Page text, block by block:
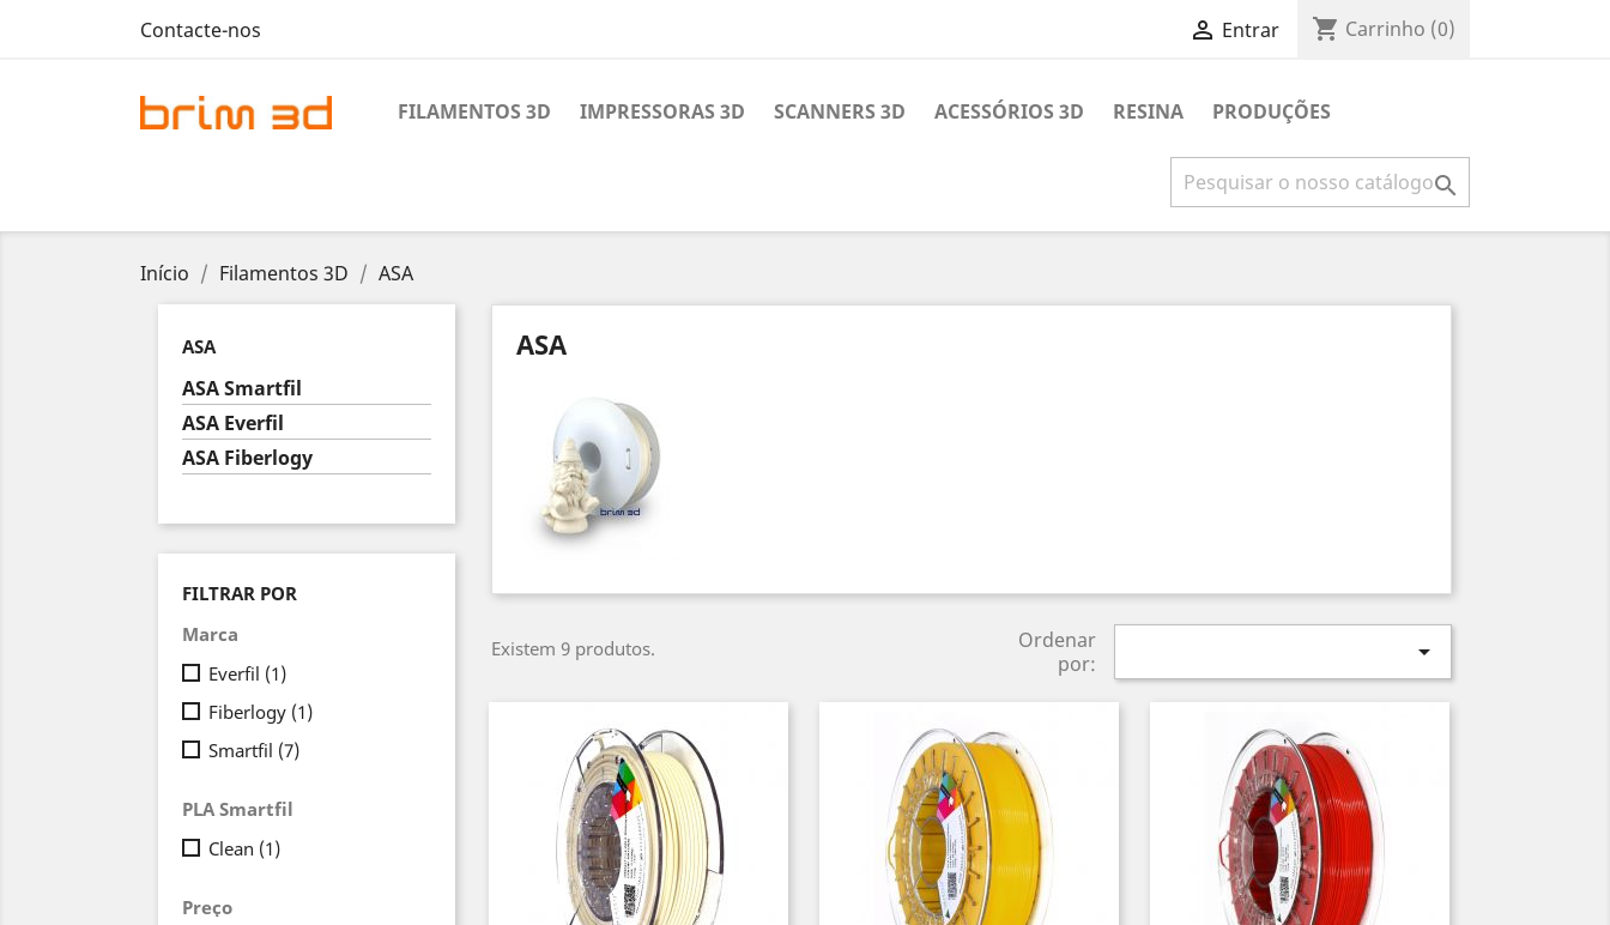
Contacte-nos  Entrar shopping_cart Carrinho (0)
FILAMENTOS 3D IMPRESSORAS 3D SCANNERS 3D ACESSÓRIOS 3D RESINA PRODUÇÕES

Início Filamentos 3D ASA
ASA
ASA Smartfil
ASA Everfil
ASA Fiberlogy
FILTRAR POR
Marca
Everfil (1)
Fiberlogy (1)
Smartfil (7)
PLA Smartfil
Clean (1)
Preço
ASA
Existem 9 produtos.
Ordenar
por:
